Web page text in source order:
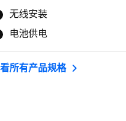
无线安装
电池供电
所有产品规格